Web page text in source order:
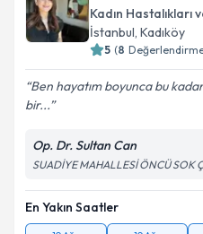
Kadın Hastalıkları
İstanbul, Kadıköy
5 (8
Ben hayatım boyunca bu
bir...
Op. Dr. Sultan Can
SUADİYE MAHALLESİ ÖNCÜ SOK
En Yakın Saatler